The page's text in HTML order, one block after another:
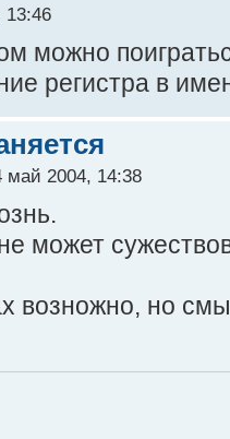
13:46
можно
регистра в
май 2004, 14:38
может
возножно, но